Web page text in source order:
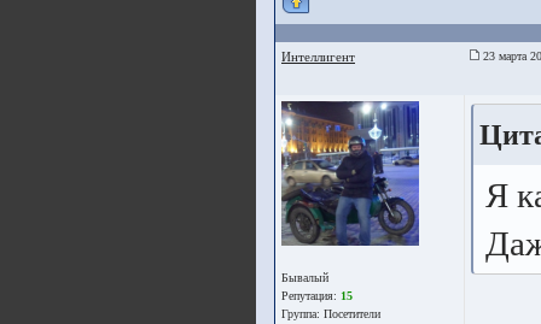
Интеллигент 23 марта
Бывалый
Репутация: 15
Группа: Посетители
Я